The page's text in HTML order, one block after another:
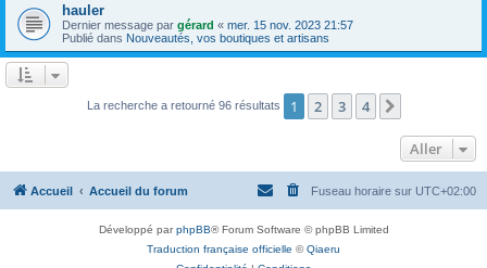
hauler
Dernier message par gérard « mer. 15 nov. 2023 21:57
Publié dans Nouveautés, vos boutiques et artisans
La recherche a retourné 96 résultats 1 2 3 4
Aller
Accueil Accueil du forum Fuseau horaire sur UTC+02:00
Développé parphpBB® Forum Software © phpBB Limited
Traduction française officielle ©Qiaeru